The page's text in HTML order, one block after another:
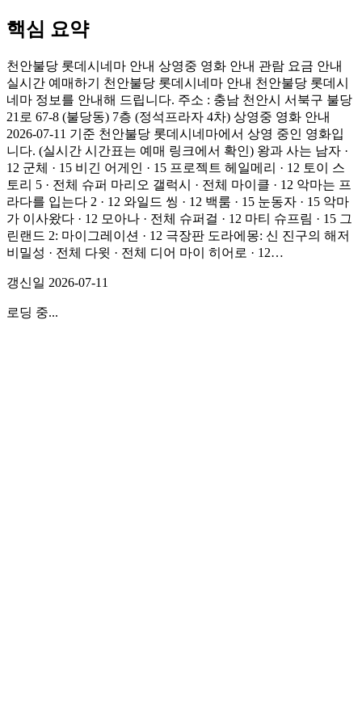
핵심 요약
천안불당 롯데시네마 안내 상영중 영화 안내 관람 요금 안내
실시간 예매하기 천안불당 롯데시네마 안내 천안불당 롯데시
네마 정보를 안내해 드립니다. 주소 : 충남 천안시 서북구 불당
21로 67-8 (불당동) 7층 (정석프라자 4차) 상영중 영화 안내
2026-07-11 기준 천안불당 롯데시네마에서 상영 중인 영화입
니다. (실시간 시간표는 예매 링크에서 확인) 왕과 사는 남자 ·
12 군체 · 15 비긴 어게인 · 15 프로젝트 헤일메리 · 12 토이 스
토리 5 · 전체 슈퍼 마리오 갤럭시 · 전체 마이클 · 12 악마는 프
라다를 입는다 2 · 12 와일드 씽 · 12 백룸 · 15 눈동자 · 15 악마
가 이사왔다 · 12 모아나 · 전체 슈퍼걸 · 12 마티 슈프림 · 15 그
린랜드 2: 마이그레이션 · 12 극장판 도라에몽: 신 진구의 해저
비밀성 · 전체 다윗 · 전체 디어 마이 히어로 · 12…
갱신일 2026-07-11
로딩 중...